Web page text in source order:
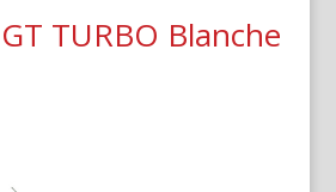
TURBO Blanche